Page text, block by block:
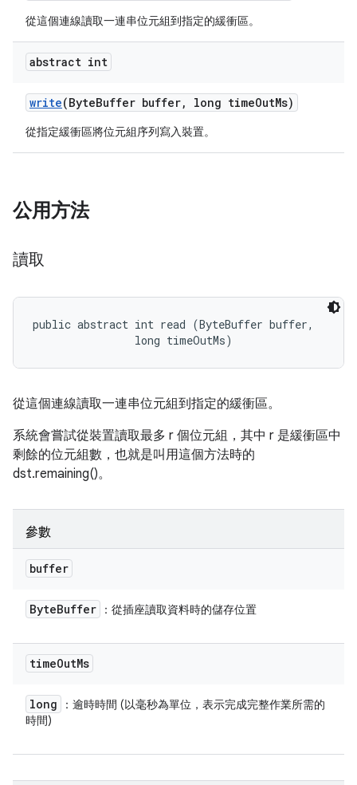
從這個連線讀取一連串位元組到指定的緩衝區。
abstract int
write(ByteBuffer buffer, long timeOutMs)
從指定緩衝區將位元組序列寫入裝置。
公用方法
讀取
public abstract int read (ByteBuffer buffer,
                long timeOutMs)
從這個連線讀取一連串位元組到指定的緩衝區。
系統會嘗試從裝置讀取最多 r 個位元組，其中 r 是緩衝區中
剩餘的位元組數，也就是叫用這個方法時的
dst.remaining()。
參數
buffer
ByteBuffer ：從插座讀取資料時的儲存位置
timeOutMs
long
：逾時時間 (以毫秒為單位，表示完成完整作業所需的
時間)